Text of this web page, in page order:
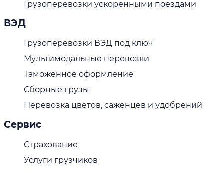
Грузоперевозки ускоренными поездами
ВЭД
Грузоперевозки ВЭД под ключ
Мультимодальные перевозки
Таможенное оформление
Сборные грузы
Перевозка цветов, саженцев и удобрений
Сервис
Страхование
Услуги грузчиков